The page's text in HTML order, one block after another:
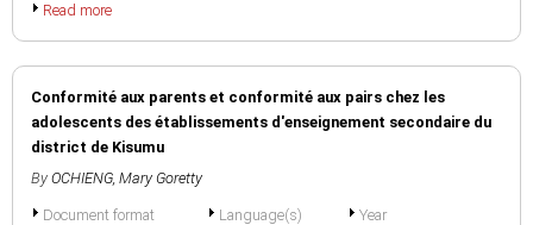
Read more
Conformité aux parents et conformité aux pairs chez les
adolescents des établissements d'enseignement secondaire du
district de Kisumu
By OCHIENG, Mary Goretty
Document format
Language(s)
Year